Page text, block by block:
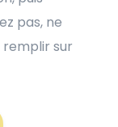
pas, ne
remplir sur